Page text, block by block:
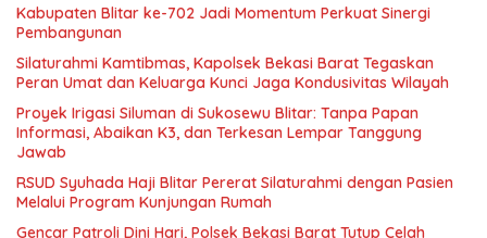
Kabupaten Blitar ke-702 Jadi Momentum Perkuat Sinergi
Pembangunan
Silaturahmi Kamtibmas, Kapolsek Bekasi Barat Tegaskan
Peran Umat dan Keluarga Kunci Jaga Kondusivitas Wilayah
Proyek Irigasi Siluman di Sukosewu Blitar: Tanpa Papan
Informasi, Abaikan K3, dan Terkesan Lempar Tanggung
Jawab
RSUD Syuhada Haji Blitar Pererat Silaturahmi dengan Pasien
Melalui Program Kunjungan Rumah
Gencar Patroli Dini Hari, Polsek Bekasi Barat Tutup Celah